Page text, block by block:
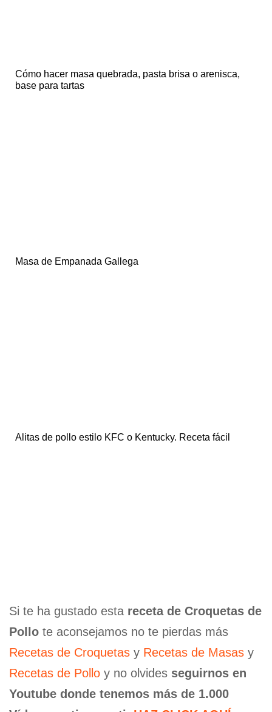
Cómo hacer masa quebrada, pasta brisa o arenisca,
base para tartas
Masa de Empanada Gallega
Alitas de pollo estilo KFC o Kentucky. Receta fácil
Si te ha gustado esta receta de Croquetas de
Pollo te aconsejamos no te pierdas más
Recetas de Croquetas y Recetas de Masas y
Recetas de Pollo y no olvides seguirnos en
Youtube donde tenemos más de 1.000